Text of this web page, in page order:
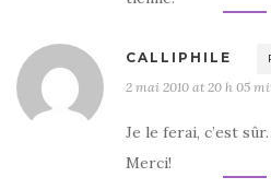
CALLIPHILE
2 mai 2010 at 20 h 05
Je le ferai, c’est
Merci!